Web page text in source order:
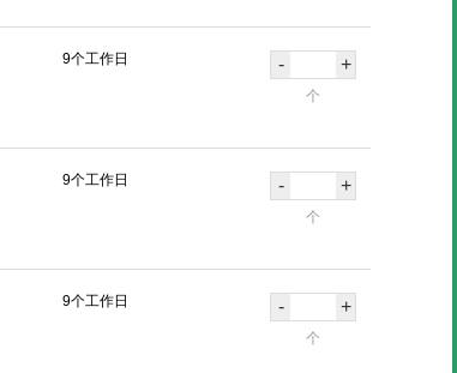
9个工作日 - +
个
9个工作日 - +
个
9个工作日 - +
个